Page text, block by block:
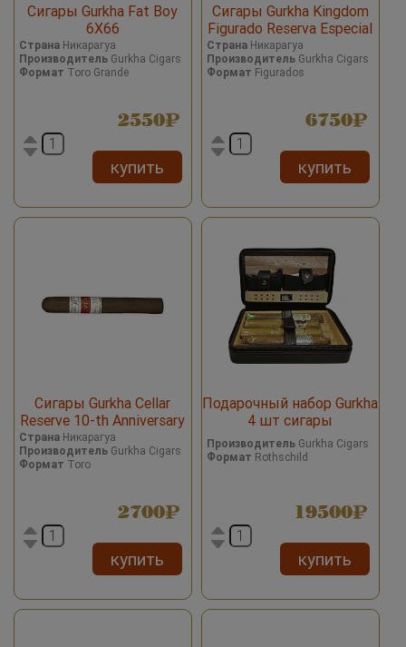
Сигары Gurkha Fat Boy
6X66
Страна Никарагуа
Производитель Gurkha Cigars
Формат Toro Grande
2550
купить
Сигары Gurkha Kingdom
Figurado Reserva Especial
СтранаНикарагуа
ПроизводительGurkha Cigars
Формат Figurados
6750
купить
Сигары Gurkha Cellar
Reserve 10-th Anniversary
Aged 15 Executive Toro
Страна Никарагуа
Производитель Gurkha Cigars
Формат Toro
2700
купить
Подарочный набор Gurkha
4 шт сигары
ПроизводительGurkha Cigars
Формат Rothschild
19500
купить